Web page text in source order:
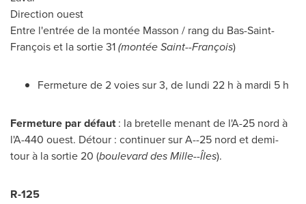
Direction ouest
Entre l'entrée de la montée Masson / rang du Bas-Saint-
François et la sortie 31(montée Saint--François)
Fermeture de 2 voies sur 3, de lundi 22 h à mardi 5 h
Fermeture par défaut: la bretelle menant de l'A-25 nord à
l'A-440 ouest. Détour : continuer sur A--25 nord et demi-
tour à la sortie 20 (boulevard des Mille--Îles).
R-125